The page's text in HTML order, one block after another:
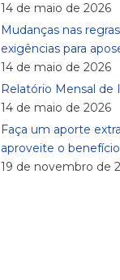
14 de maio de 2026
Mudanças nas
exigências para
14 de maio de 2026
Relatório Mensal
14 de maio de 2026
Faça um aporte
aproveite o
19 de novembro de